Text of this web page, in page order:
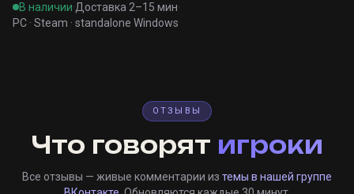
В наличии·Доставка 2–15 мин·
PC · Steam · standalone Windows
ОТЗЫВЫ
Что говорят игроки
Все отзывы — живые комментарии из темы в нашей группе